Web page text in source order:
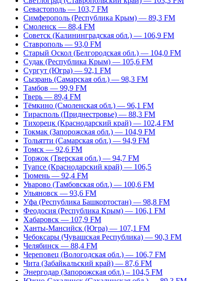
Севастополь — 103,7 FM
Симферополь (Республика Крым) — 89,3 FM
Смоленск — 88,4 FM
Советск (Калининградская обл.) — 106,9 FM
Ставрополь — 93,0 FM
Старый Оскол (Белгородская обл.) — 104,0 FM
Судак (Республика Крым) — 105,6 FM
Сургут (Югра) — 92,1 FM
Сызрань (Самарская обл.) — 98,3 FM
Тамбов — 99,9 FM
Тверь — 89,4 FM
Тёмкино (Смоленская обл.) — 96,1 FM
Тирасполь (Приднестровье) — 88,3 FM
Тихорецк (Краснодарский край) — 102,4 FM
Токмак (Запорожская обл.) — 104,9 FM
Тольятти (Самарская обл.) — 94,9 FM
Томск — 92,6 FM
Торжок (Тверская обл.) — 94,7 FM
Туапсе (Краснодарский край) — 106,5
Тюмень — 92,4 FM
Уварово (Тамбовская обл.) — 100,6 FM
Ульяновск — 93,6 FM
Уфа (Республика Башкортостан) — 98,8 FM
Феодосия (Республика Крым) — 106,1 FM
Хабаровск — 107,9 FM
Ханты-Мансийск (Югра) — 107,1 FM
Чебоксары (Чувашская Республика) — 90,3 FM
Челябинск — 88,4 FM
Череповец (Вологодская обл.) — 106,7 FM
Чита (Забайкальский край) — 87,6 FM
Энергодар (Запорожская обл.) – 104,5 FM